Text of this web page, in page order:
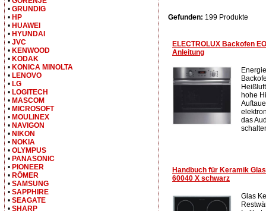
Gefunden: 199 Produkte
ELECTROLUX Backofen
Anleitung
hohe
das
Handbuch für Keramik
60040 X schwarz
Glas
• GRUNDIG
• HP
• HUAWEI
• HYUNDAI
• JVC
• KENWOOD
• KODAK
• KONICA MINOLTA
• LENOVO
• LG
• LOGITECH
• MASCOM
• MICROSOFT
• MOULINEX
• NAVIGON
• NIKON
• NOKIA
• OLYMPUS
• PANASONIC
• PIONEER
• RÖMER
• SAMSUNG
• SAPPHIRE
• SEAGATE
• SHARP